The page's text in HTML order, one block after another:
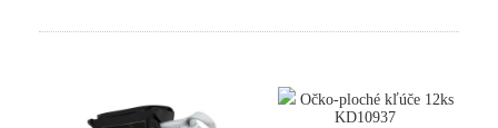
Očko-ploché kľúče 12ks
KD10937